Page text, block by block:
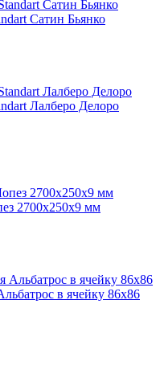
Сатин Бьянко
Лалберо Делоро
2700x250x9 мм
в ячейку 86x86